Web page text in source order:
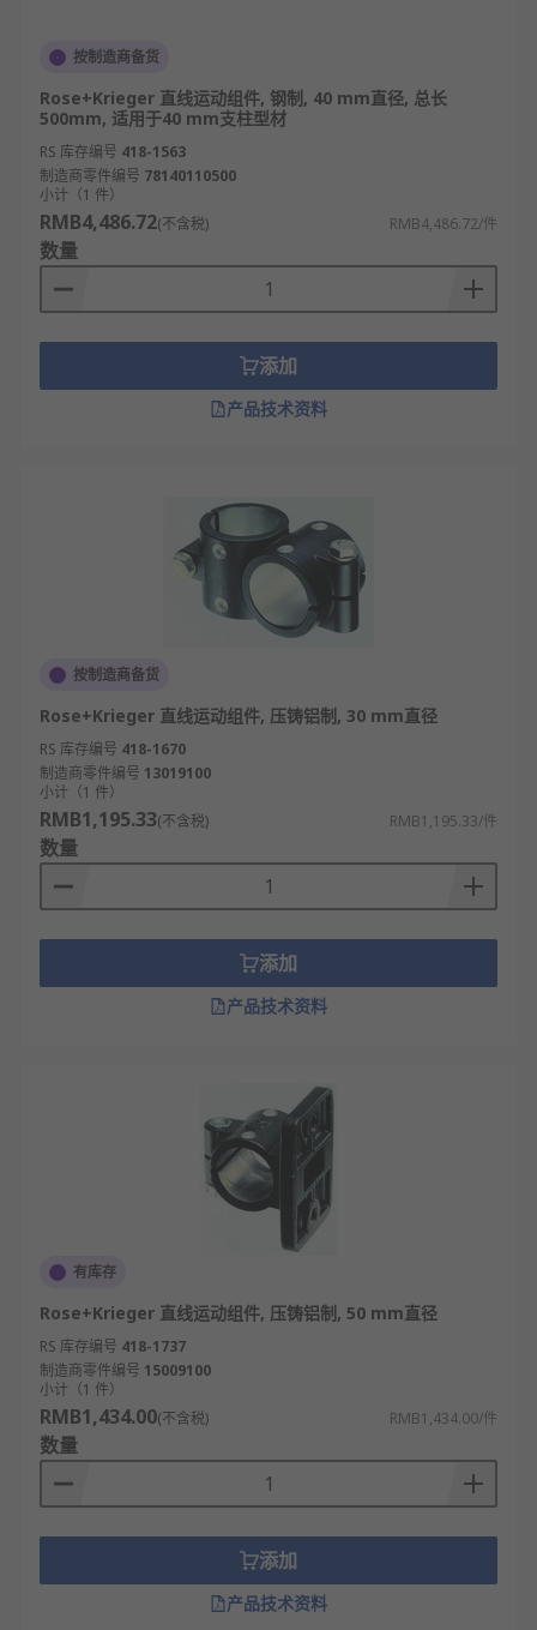
按制造商备货
Rose+Krieger 直线运动组件, 钢制, 40 mm直径, 总长
500mm, 适用于40 mm支柱型材
RS 库存编号 418-1563
制造商零件编号 78140110500
小计（1 件）
RMB4,486.72(不含税) RMB4,486.72/件
数量
添加
产品技术资料
按制造商备货
Rose+Krieger 直线运动组件, 压铸铝制, 30 mm直径
RS 库存编号 418-1670
制造商零件编号 13019100
小计（1 件）
RMB1,195.33(不含税) RMB1,195.33/件
数量
添加
产品技术资料
有库存
Rose+Krieger 直线运动组件, 压铸铝制, 50 mm直径
RS 库存编号 418-1737
制造商零件编号 15009100
小计（1 件）
RMB1,434.00(不含税) RMB1,434.00/件
数量
添加
产品技术资料